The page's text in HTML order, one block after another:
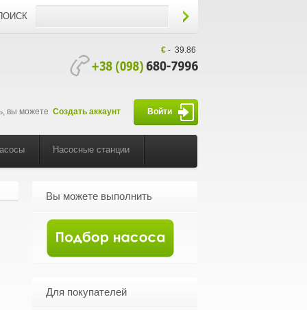
€- 39.86
вы можете Создать аккаунт Войти
Насосные станции
Вы можете выполнить
Для покупателей